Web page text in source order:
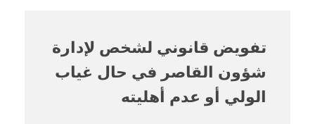
تفويض قانوني لشخص لإدارة
شؤون القاصر في حال غياب
الولي أو عدم أهليته